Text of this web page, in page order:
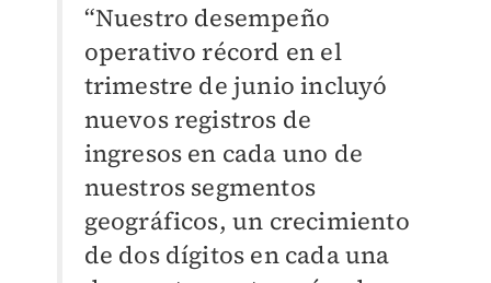
“Nuestro desempeño
operativo récord en el
trimestre de junio incluyó
nuevos registros de
ingresos en cada uno de
nuestros segmentos
geográficos, un crecimiento
de dos dígitos en cada una